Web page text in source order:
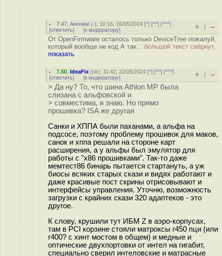
7.47 ,Аноним (-), 10:16, 16/05/2024 [^] [^^] [^^^]
[ответить] [к модератору] + / –
От OpenFirmware осталось только DeviceTree пожалуй,
который вообще не код А так... большой текст свёрнут,
показать
7.50 ,IdeaFix (ok), 11:42, 22/05/2024 [^] [^^] [^^^]
[ответить] [к модератору] + / –
> Да ну? То, что шина Athlon MP была
слизана с альфовской и
> совместима, я знаю. Но прямо
прошивка? ISA же другая
Санки и ХППА были паханами, а альфа на
подсосе, поэтому проблему прошивок для маков,
санок и хппа решали на стороне карт
расширения, а у альфы был эмулятор для
работы с "х86 прошивками". Так-то даже
мемтест86 бинарь пытается стартануть, а уж
биосы всяких старых скази и видях работают и
даже красивые пост скрины отрисовывают и
интерфейсы управления. Уточню, возможность
загрузки с крайних скази 320 адаптеков - это
другое.
К слову, крушили тут ИБМ Z в аэро-корпусах,
там в PCI корзине стояли матроксы г450 пци (или
г400? с хинт мостом в общем) и медные и
оптические двухпортовки от интел на гигабит,
специально сверил интеловские и матрасные